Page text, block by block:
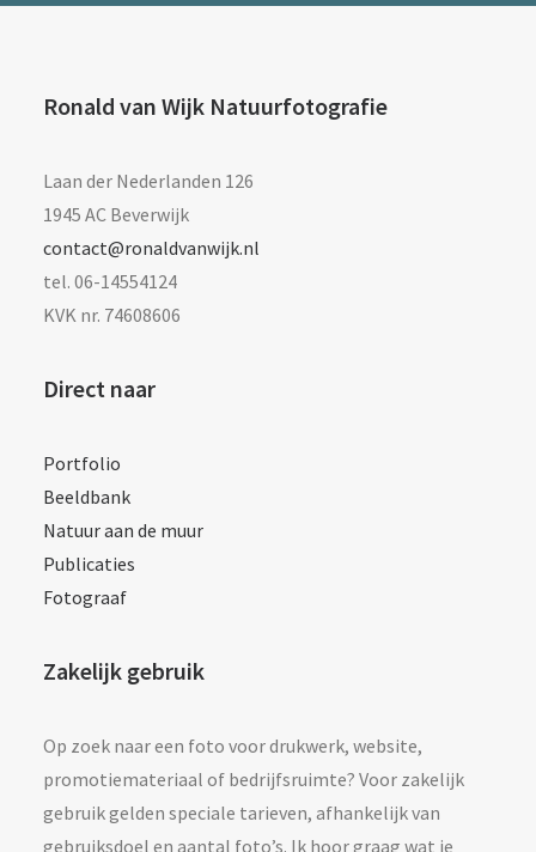
Ronald van Wijk Natuurfotografie
Laan der Nederlanden 126
1945 AC Beverwijk
contact@ronaldvanwijk.nl
tel. 06-14554124
KVK nr. 74608606
Direct naar
Portfolio
Beeldbank
Natuur aan de muur
Publicaties
Fotograaf
Zakelijk gebruik
Op zoek naar een foto voor drukwerk, website,
promotiemateriaal of bedrijfsruimte? Voor zakelijk
gebruik gelden speciale tarieven, afhankelijk van
gebruiksdoel en aantal foto’s. Ik hoor graag wat je